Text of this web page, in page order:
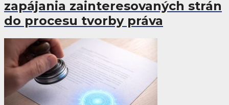
zapájania zainteresovaných strán
do procesu tvorby práva